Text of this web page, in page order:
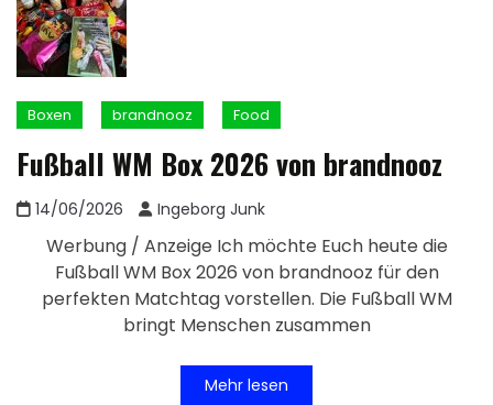
Boxen brandnooz Food
Fußball WM Box 2026 von brandnooz
14/06/2026 Ingeborg Junk
Werbung / Anzeige Ich möchte Euch heute die
Fußball WM Box 2026 von brandnooz für den
perfekten Matchtag vorstellen. Die Fußball WM
bringt Menschen zusammen
Mehr lesen